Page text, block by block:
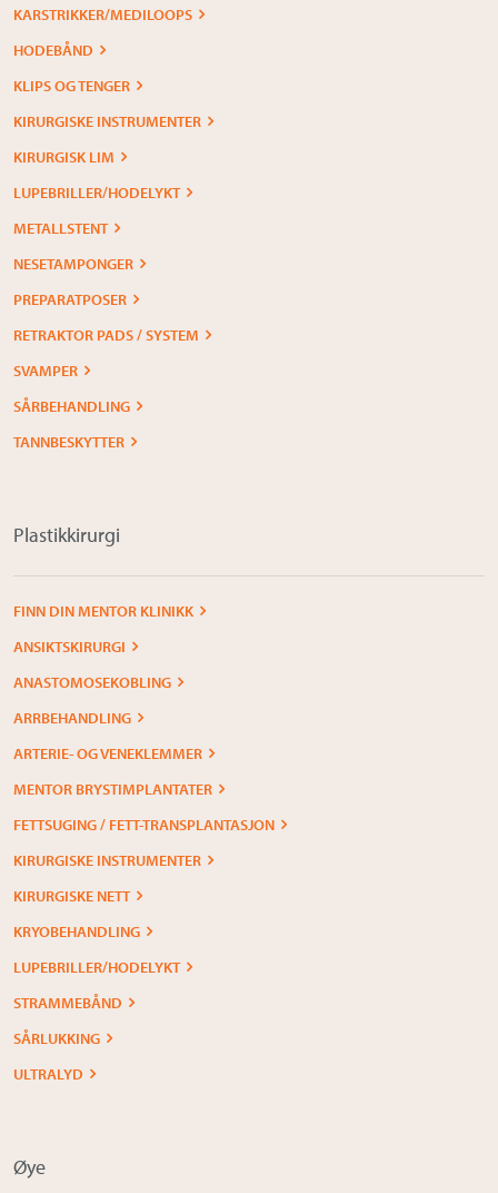
KARSTRIKKER/MEDILOOPS
HODEBÅND
KLIPS OG TENGER
KIRURGISKE INSTRUMENTER
KIRURGISK LIM
LUPEBRILLER/HODELYKT
METALLSTENT
NESETAMPONGER
PREPARATPOSER
RETRAKTOR PADS / SYSTEM
SVAMPER
SÅRBEHANDLING
TANNBESKYTTER
Plastikkirurgi
FINN DIN MENTOR KLINIKK
ANSIKTSKIRURGI
ANASTOMOSEKOBLING
ARRBEHANDLING
ARTERIE- OG VENEKLEMMER
MENTOR BRYSTIMPLANTATER
FETTSUGING / FETT-TRANSPLANTASJON
KIRURGISKE INSTRUMENTER
KIRURGISKE NETT
KRYOBEHANDLING
LUPEBRILLER/HODELYKT
STRAMMEBÅND
SÅRLUKKING
ULTRALYD
Øye